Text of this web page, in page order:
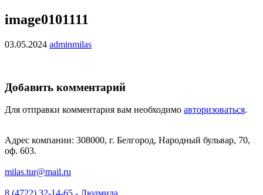
image0101111
03.05.2024 adminmilas
Добавить комментарий
Для отправки комментария вам необходимо авторизоваться.
Адрес компании: 308000, г. Белгород, Народный бульвар, 70,
оф. 603.
milas.tur@mail.ru